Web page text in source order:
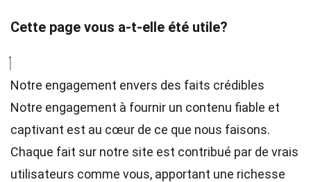
Cette page vous a-t-elle été utile?
Notre engagement envers des faits crédibles
Notre engagement à fournir un contenu fiable et
captivant est au cœur de ce que nous faisons.
Chaque fait sur notre site est contribué par de vrais
utilisateurs comme vous, apportant une richesse